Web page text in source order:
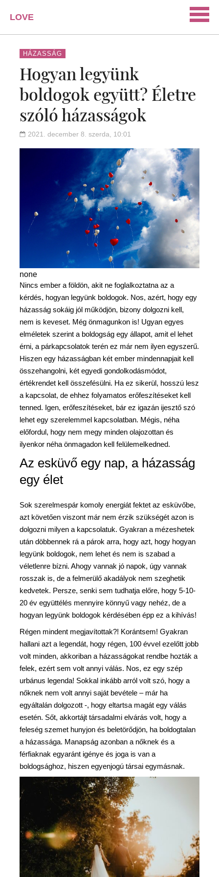
LOVE
PORTAL
SZERELEM
ISMERKEDÉS
PÁRKAPCSOLAT
HÁZASSÁG
HÁZASSÁG
Hogyan legyünk
boldogok együtt? Életre
szóló házasságok
2021. december 8. szerda, 10:01
none
Nincs ember a földön, akit ne foglalkoztatna az a
kérdés, hogyan legyünk boldogok. Nos, azért, hogy egy
házasság sokáig jól működjön, bizony dolgozni kell,
nem is keveset. Még önmagunkon is! Ugyan egyes
elméletek szerint a boldogság egy állapot, amit el lehet
érni, a párkapcsolatok terén ez már nem ilyen egyszerű.
Hiszen egy házasságban két ember mindennapjait kell
összehangolni, két egyedi gondolkodásmódot,
értékrendet kell összefésülni. Ha ez sikerül, hosszú lesz
a kapcsolat, de ehhez folyamatos erőfeszítéseket kell
tenned. Igen, erőfeszítéseket, bár ez igazán ijesztő szó
lehet egy szerelemmel kapcsolatban. Mégis, néha
előfordul, hogy nem megy minden olajozottan és
ilyenkor néha önmagadon kell felülemelkedned.
Az esküvő egy nap, a házasság
egy élet
Sok szerelmespár komoly energiát fektet az esküvőbe,
azt követően viszont már nem érzik szükségét azon is
dolgozni milyen a kapcsolatuk. Gyakran a mézeshetek
után döbbennek rá a párok arra, hogy azt, hogy hogyan
legyünk boldogok, nem lehet és nem is szabad a
véletlenre bízni. Ahogy vannak jó napok, úgy vannak
rosszak is, de a felmerülő akadályok nem szeghetik
kedvetek. Persze, senki sem tudhatja előre, hogy 5-10-
20 év együttélés mennyire könnyű vagy nehéz, de a
hogyan legyünk boldogok kérdésében épp ez a kihívás!
Régen mindent megjavítottak?! Korántsem! Gyakran
hallani azt a legendát, hogy régen, 100 évvel ezelőtt jobb
volt minden, akkoriban a házasságokat rendbe hozták a
felek, ezért sem volt annyi válás. Nos, ez egy szép
urbánus legenda! Sokkal inkább arról volt szó, hogy a
nőknek nem volt annyi saját bevétele – már ha
egyáltalán dolgozott -, hogy eltartsa magát egy válás
esetén. Sőt, akkortájt társadalmi elvárás volt, hogy a
feleség szemet hunyjon és beletörődjön, ha boldogtalan
a házassága. Manapság azonban a nőknek és a
férfiaknak egyaránt igénye és joga is van a
boldogsághoz, hiszen egyenjogú társai egymásnak.